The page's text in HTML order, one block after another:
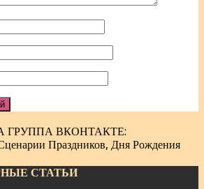
ГРУППА ВКОНТАКТЕ:
Праздников, Дня Рождения
СТАТЬИ